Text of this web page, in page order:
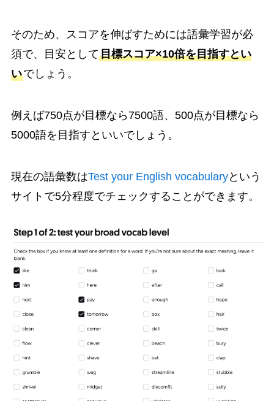
そのため、スコアを伸ばすためには語彙学習が必
須で、目安として目標スコア×10倍を目指すとい
いでしょう。
例えば750点が目標なら7500語、500点が目標なら
5000語を目指すといいでしょう。
現在の語彙数はTest your English vocabularyという
サイトで5分程度でチェックすることができます。